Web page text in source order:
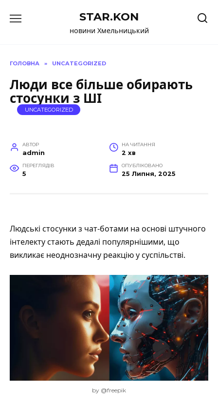
до
STAR.KON
новини Хмельницький
ГОЛОВНА » UNCATEGORIZED
Люди все більше обирають
стосунки з ШІ
UNCATEGORIZED
АВТОР
admin
НА ЧИТАННЯ
2 хв
ПЕРЕГЛЯДІВ
5
ОПУБЛІКОВАНО
25 Липня, 2025
Людські стосунки з чат-ботами на основі штучного
інтелекту стають дедалі популярнішими, що
викликає неоднозначну реакцію у суспільстві.
by @freepik